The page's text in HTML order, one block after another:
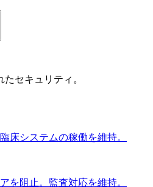
セキュリティ。
床システムの稼働を維持。
を阻止。監査対応を維持。